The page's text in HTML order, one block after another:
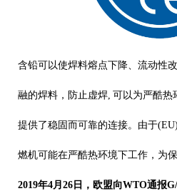
含铅可以使焊料熔点下降、流动性
融的焊料，防止虚焊, 可以为严酷
提供了稳固而可靠的连接。由于
燃机可能在严酷热环境下工作，为
2019年4月26日，欧盟向WTO通报